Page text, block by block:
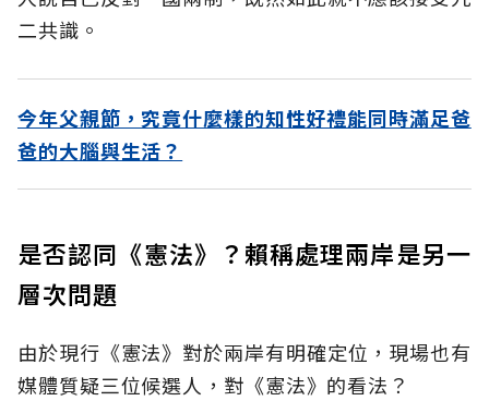
二共識。
今年父親節，究竟什麼樣的知性好禮能同時滿足爸
爸的大腦與生活？
是否認同《憲法》？賴稱處理兩岸是另一
層次問題
由於現行《憲法》對於兩岸有明確定位，現場也有
媒體質疑三位候選人，對《憲法》的看法？